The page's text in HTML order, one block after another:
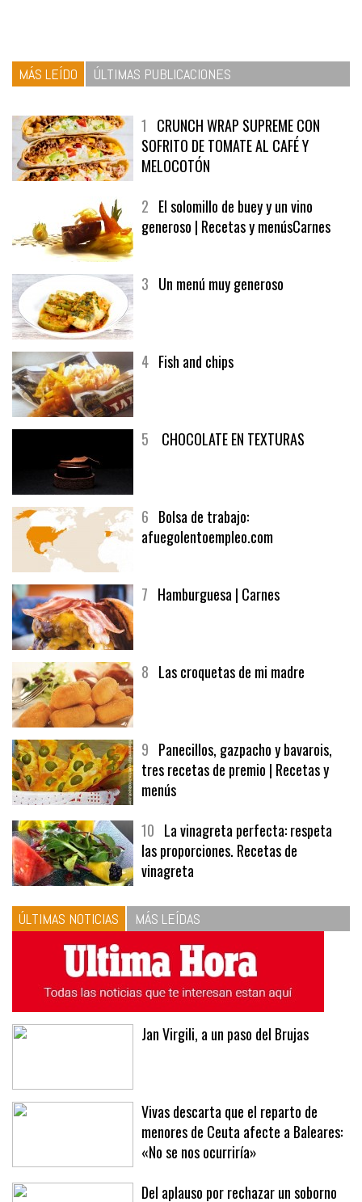
MÁS LEÍDO ÚLTIMAS PUBLICACIONES
1 CRUNCH WRAP SUPREME CON
SOFRITO DE TOMATE AL CAFÉ Y
MELOCOTÓN
2 El solomillo de buey y un vino
generoso | Recetas y menúsCarnes
3 Un menú muy generoso
4 Fish and chips
5 CHOCOLATE EN TEXTURAS
6 Bolsa de trabajo:
afuegolentoempleo.com
7 Hamburguesa | Carnes
8 Las croquetas de mi madre
9 Panecillos, gazpacho y bavarois,
tres recetas de premio | Recetas y
menús
10 La vinagreta perfecta: respeta
las proporciones. Recetas de
vinagreta
ÚLTIMAS NOTICIAS MÁS LEÍDAS
Jan Virgili, a un paso del Brujas
Vivas descarta que el reparto de
menores de Ceuta afecte a Baleares:
«No se nos ocurriría»
Del aplauso por rechazar un soborno